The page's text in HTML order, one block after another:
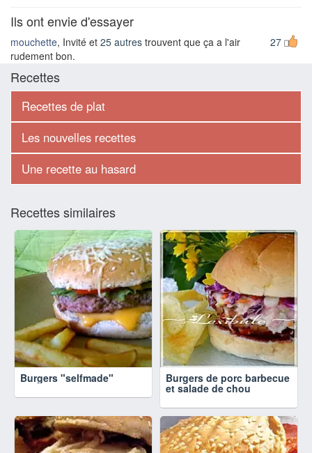
Ils ont envie d'essayer
27
mouchette, Invité et 25 autres trouvent que ça a l'air
rudement bon.
Recettes
Recettes de plat
Les nouvelles recettes
Une recette au hasard
Recettes similaires
Burgers "selfmade" Burgers de porc barbecue
et salade de chou